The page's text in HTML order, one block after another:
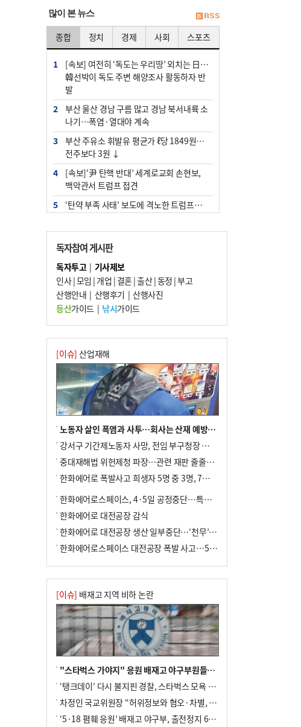
많이 본 뉴스
종합 정치 경제 사회 스포츠
1
[속보] 여전히 ‘독도는 우리땅’ 외치는 日…
韓선박이 독도 주변 해양조사 활동하자 반
발
2
부산 울산 경남 구름 많고 경남 북서내륙 소
나기…폭염·열대야 계속
3
부산 주유소 휘발유 평균가 ℓ당 1849원…
전주보다 3원 ↓
4
[속보]‘尹 탄핵 반대’ 세계로교회 손현보,
백악관서 트럼프 접견
5
‘탄약 부족 사태’ 보도에 격노한 트럼프…
과…“현재는 부적절 행위 없어”
7
"올해 코스피 사이드카 43회 중 25회는 삼
전닉스 ETF 이후 발생"
8
서울 중랑구서 흉기 난동…60대 남성 2명
사망
10 노후 상수도관 파열에 폭염 속 사상구 2300
여 가구 6시간 단수
독자참여 게시판
독자투고| 기사제보
인사|모임 | 개업 | 결혼|출산|동정 |부고
산행안내 | 산행후기 | 산행사진
등산가이드| 낚시가이드
[이슈] 산업재해
노동자 살인 폭염과 사투…회사는 산재 예방·전기료 절감 전력
강서구 기간제노동자 사망, 전임 부구청장 檢 송치
중대재해법 위헌제청 파장…관련 재판 줄줄이 브레이크
한화에어로 폭발사고 희생자 5명 중 3명, 7일 영면
한화에어로스페이스, 4·5일 공정중단…특별 안전점검
한화에어로 대전공장 감식
한화에어로 대전공장 생산 일부중단…‘천무’ 수출 비상
한화에어로스페이스 대전공장 폭발 사고…5명 사망·2명 부상(종합)
[이슈] 배재고 지역 비하 논란
"스타벅스 가야지" 응원 배재고 야구부원들, 학교서 징계 처분
‘탱크데이’ 다시 불지핀 경찰, 스타벅스 모욕 혐의 압수수색
차정인 국교위원장 “허위정보와 혐오·차별, 학교 교실까지 유입"
‘5·18 폄훼 응원’ 배재고 야구부, 출전정지 6개월→1개월 감경